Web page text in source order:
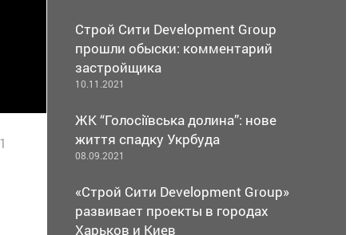
Строй Сити Development Group
прошли обыски: комментарий
застройщика
10.11.2021
ЖК “Голосіївська долина”: нове
життя спадку Укрбуда
08.09.2021
«Строй Сити Development Group»
развивает проекты в городах
Харьков и Киев